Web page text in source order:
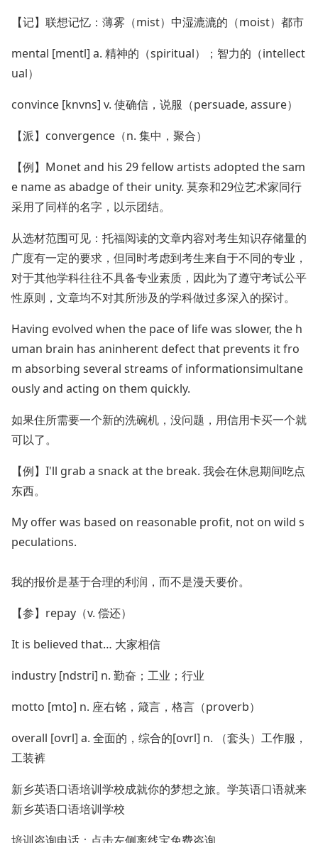
【记】联想记忆：薄雾（mist）中湿漉漉的（moist）都市
mental [mentl] a. 精神的（spiritual）；智力的（intellect
ual）
convince [knvns] v. 使确信，说服（persuade, assure）
【派】convergence（n. 集中，聚合）
【例】Monet and his 29 fellow artists adopted the sam
e name as abadge of their unity. 莫奈和29位艺术家同行
采用了同样的名字，以示团结。
从选材范围可见：托福阅读的文章内容对考生知识存储量的
广度有一定的要求，但同时考虑到考生来自于不同的专业，
对于其他学科往往不具备专业素质，因此为了遵守考试公平
性原则，文章均不对其所涉及的学科做过多深入的探讨。
Having evolved when the pace of life was slower, the h
uman brain has aninherent defect that prevents it fro
m absorbing several streams of informationsimultane
ously and acting on them quickly.
如果住所需要一个新的洗碗机，没问题，用信用卡买一个就
可以了。
【例】I'll grab a snack at the break. 我会在休息期间吃点
东西。
My offer was based on reasonable profit, not on wild s
peculations.
我的报价是基于合理的利润，而不是漫天要价。
【参】repay（v. 偿还）
It is believed that… 大家相信
industry [ndstri] n. 勤奋；工业；行业
motto [mto] n. 座右铭，箴言，格言（proverb）
overall [ovrl] a. 全面的，综合的[ovrl] n. （套头）工作服，
工装裤
新乡英语口语培训学校成就你的梦想之旅。学英语口语就来
新乡英语口语培训学校